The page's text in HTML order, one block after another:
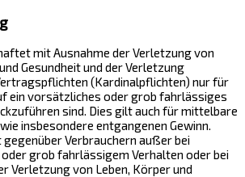
mit Ausnahme der Verletzung von
Gesundheit und der Verletzung
(Kardinalpflichten) nur für
ein vorsätzliches oder grob fahrlässiges
sind. Dies gilt auch für mittelbare
insbesondere entgangenen Gewinn.
Verbrauchern außer bei
grob fahrlässigem Verhalten oder bei
Verletzung von Leben, Körper und